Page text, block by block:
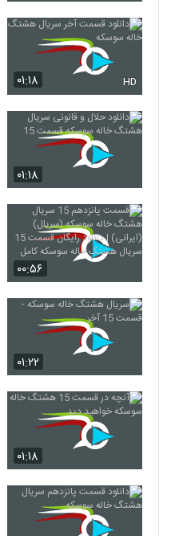
۰۱:۱۸ HD
۰۱:۱۸
۰۰:۵۶
۰۱:۲۲
۰۱:۱۸